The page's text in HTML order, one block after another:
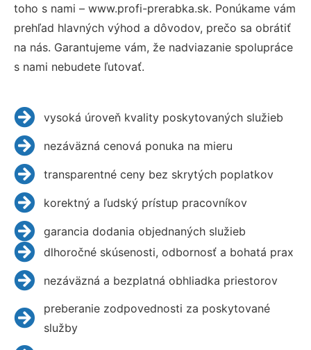
toho s nami – www.profi-prerabka.sk. Ponúkame vám
prehľad hlavných výhod a dôvodov, prečo sa obrátiť
na nás. Garantujeme vám, že nadviazanie spolupráce
s nami nebudete ľutovať.
vysoká úroveň kvality poskytovaných služieb
nezáväzná cenová ponuka na mieru
transparentné ceny bez skrytých poplatkov
korektný a ľudský prístup pracovníkov
garancia dodania objednaných služieb
dlhoročné skúsenosti, odbornosť a bohatá prax
nezáväzná a bezplatná obhliadka priestorov
preberanie zodpovednosti za poskytované
služby